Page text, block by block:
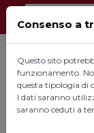
Consenso a
Questo sito
funzionamento.
questa tipologia di
I dati saranno
saranno ceduti a